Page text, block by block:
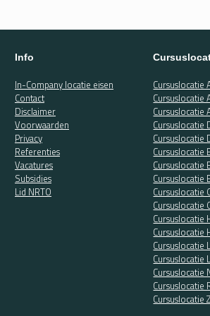
Info
In-Company locatie eisen
Contact
Disclaimer
Voorwaarden
Privacy
Referenties
Vacatures
Subsidies
Lid NRTO
Cursuslocatie
Cursuslocatie
Cursuslocatie
Cursuslocatie
Cursuslocatie
Cursuslocatie
Cursuslocatie
Cursuslocatie
Cursuslocatie
Cursuslocatie
Cursuslocatie
Cursuslocatie
Cursuslocatie
Cursuslocatie
Cursuslocatie
Cursuslocatie
Cursuslocatie